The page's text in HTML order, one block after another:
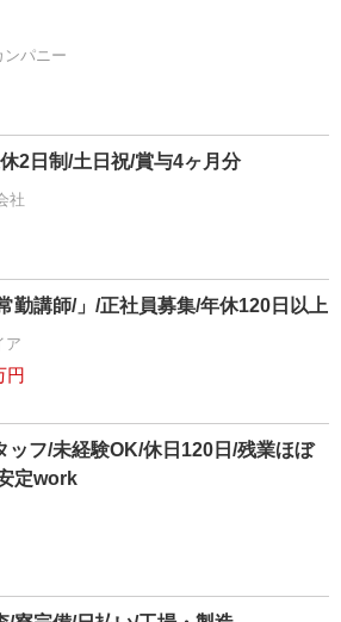
パニー
2日制/土日祝/賞与4ヶ月分
社
勤講師/」/正社員募集/年休120日以上
ア
円
ッフ/未経験OK/休日120日/残業ほぼ
定work